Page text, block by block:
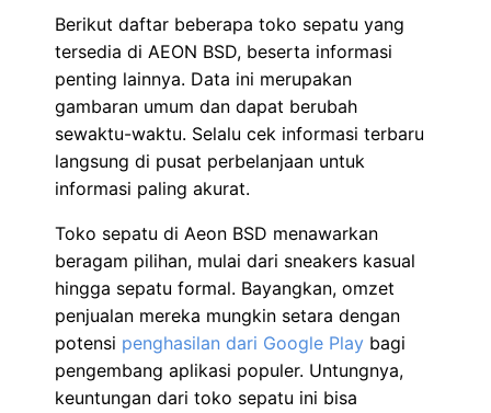
Berikut daftar beberapa toko sepatu yang
tersedia di AEON BSD, beserta informasi
penting lainnya. Data ini merupakan
gambaran umum dan dapat berubah
sewaktu-waktu. Selalu cek informasi terbaru
langsung di pusat perbelanjaan untuk
informasi paling akurat.
Toko sepatu di Aeon BSD menawarkan
beragam pilihan, mulai dari sneakers kasual
hingga sepatu formal. Bayangkan, omzet
penjualan mereka mungkin setara dengan
potensi penghasilan dari Google Play bagi
pengembang aplikasi populer. Untungnya,
keuntungan dari toko sepatu ini bisa